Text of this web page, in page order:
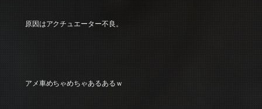
原因はアクチュエーター不良。
アメ車めちゃめちゃあるあるｗ